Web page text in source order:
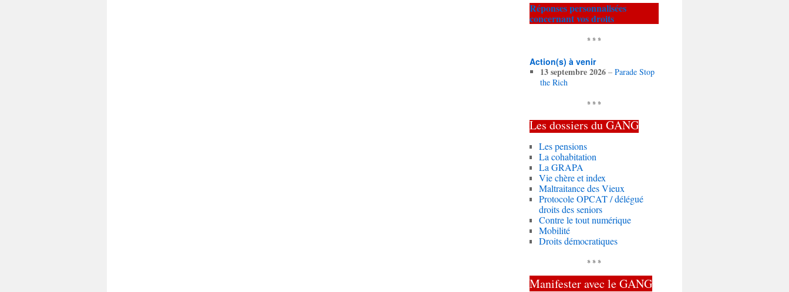
Réponses personnalisées
concernant vos droits
* * *
Action(s) à venir
13 septembre 2026 –Parade Stop
the Rich
* * *
Les dossiers duGANG
Les pensions
La cohabitation
La GRAPA
Vie chère et index
Maltraitance des Vieux
Protocole OPCAT / délégué
droits des seniors
Contre le tout numérique
Mobilité
Droits démocratiques
* * *
Manifester avec le GANG